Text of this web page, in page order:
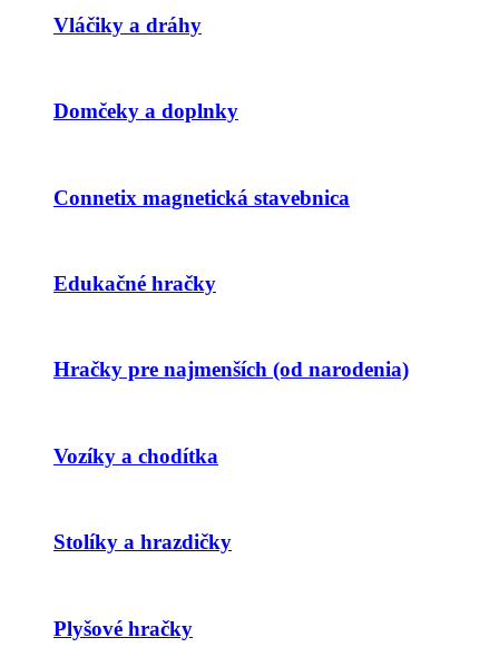
Vláčiky a dráhy
Domčeky a doplnky
Connetix magnetická stavebnica
Edukačné hračky
Hračky pre najmenších (od narodenia)
Vozíky a chodítka
Stolíky a hrazdičky
Plyšové hračky